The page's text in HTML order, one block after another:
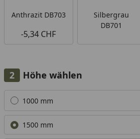
Anthrazit DB703
-5,34 CHF
Silbergrau
DB701
Höhe wählen
Alle anzeigen (5)
1000 mm
1500 mm